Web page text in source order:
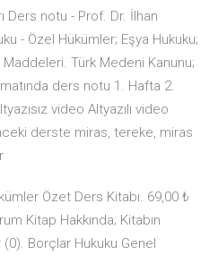
Ders notu - Prof. Dr. İlhan
- Özel Hükümler; Eşya Hukuku;
Türk Medeni Kanunu;
ders notu 1. Hafta 2.
video Altyazılı video
derste miras, tereke, miras
Özet Ders Kitabı. 69,00 ₺
Kitap Hakkında; Kitabın
Borçlar Hukuku Genel